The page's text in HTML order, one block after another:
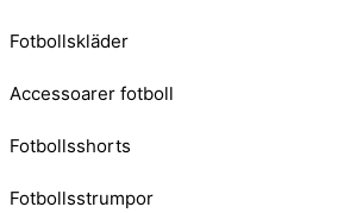
Fotbollskläder
Accessoarer fotboll
Fotbollsshorts
Fotbollsstrumpor